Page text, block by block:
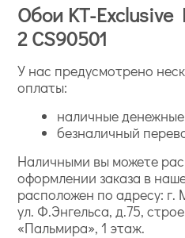
Обои KT-Exclusive
2 CS90501
У нас предусмотрено
оплаты:
наличные
безналичный
Наличными вы можете
оформлении заказа в
расположен по адресу: г.
ул. Ф.Энгельса, д.75,
«Пальмира», 1 этаж.